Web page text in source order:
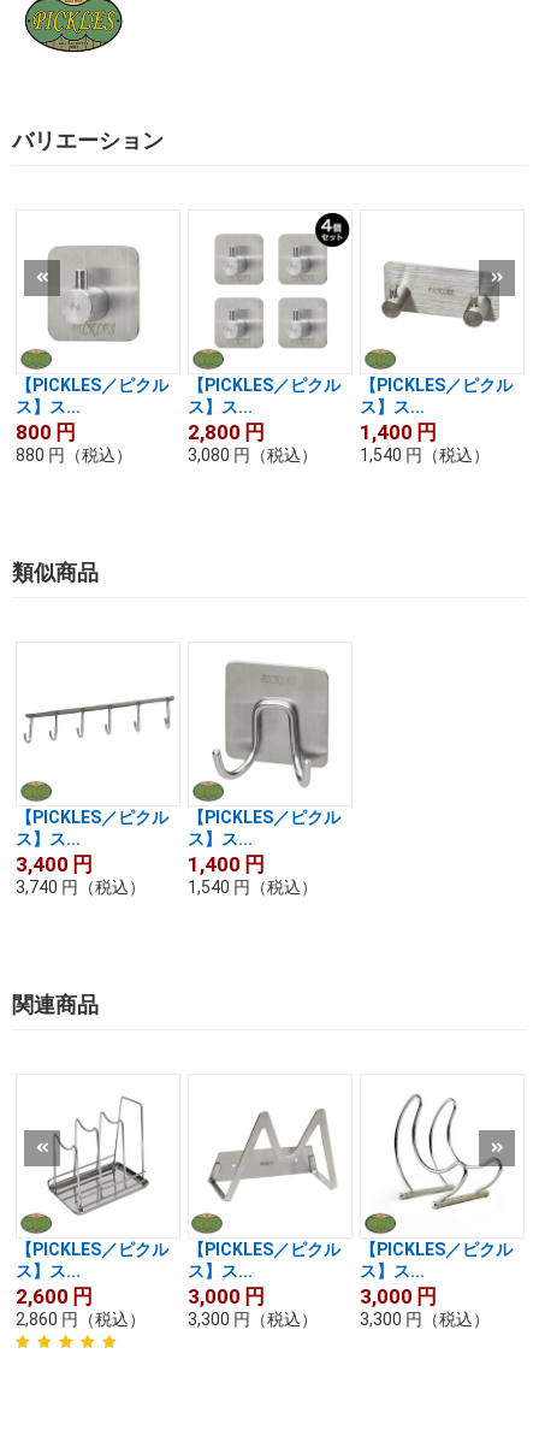
バリエーション
【PICKLES／ピクル
ス】ス...
800 円
880 円 （税込）
【PICKLES／ピクル
ス】ス...
2,800 円
3,080 円 （税込）
【PICKLES／ピクル
ス】ス...
1,400 円
1,540 円 （税込）
類似商品
【PICKLES／ピクル
ス】ス...
3,400 円
3,740 円 （税込）
【PICKLES／ピクル
ス】ス...
1,400 円
1,540 円 （税込）
関連商品
【PICKLES／ピクル
ス】ス...
2,600 円
2,860 円 （税込）
【PICKLES／ピクル
ス】ス...
3,000 円
3,300 円 （税込）
【PICKLES／ピクル
ス】ス...
3,000 円
3,300 円 （税込）